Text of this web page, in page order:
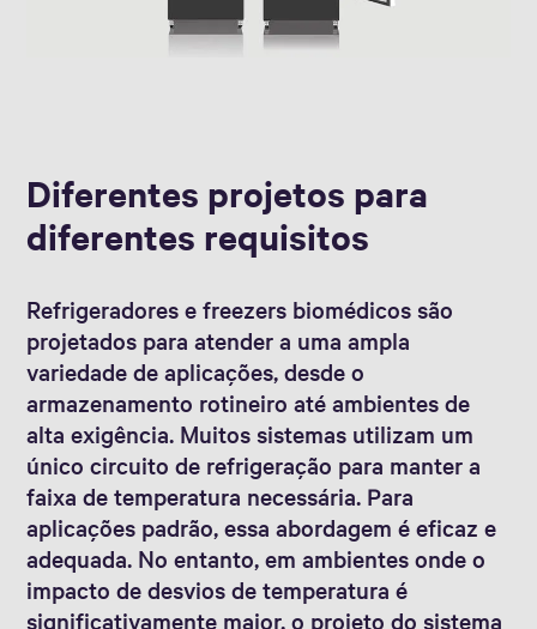
Diferentes projetos para
diferentes requisitos
Refrigeradores e freezers biomédicos são
projetados para atender a uma ampla
variedade de aplicações, desde o
armazenamento rotineiro até ambientes de
alta exigência. Muitos sistemas utilizam um
único circuito de refrigeração para manter a
faixa de temperatura necessária. Para
aplicações padrão, essa abordagem é eficaz e
adequada. No entanto, em ambientes onde o
impacto de desvios de temperatura é
significativamente maior, o projeto do sistema